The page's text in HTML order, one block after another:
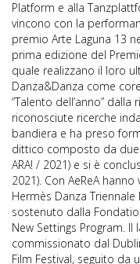
Platform e alla
vincono con la
premio Arte Laguna 13
prima edizione del
quale realizzano il loro
Danza&Danza come
“Talento dell’anno”
riconosciute ricerche
bandiera e ha preso
dittico composto da due
ARA! / 2021) e si è
2021). Con AeReA
Hermès Danza Triennale
sostenuto dalla
New Settings Program.
commissionato dal
Film Festival, seguito da